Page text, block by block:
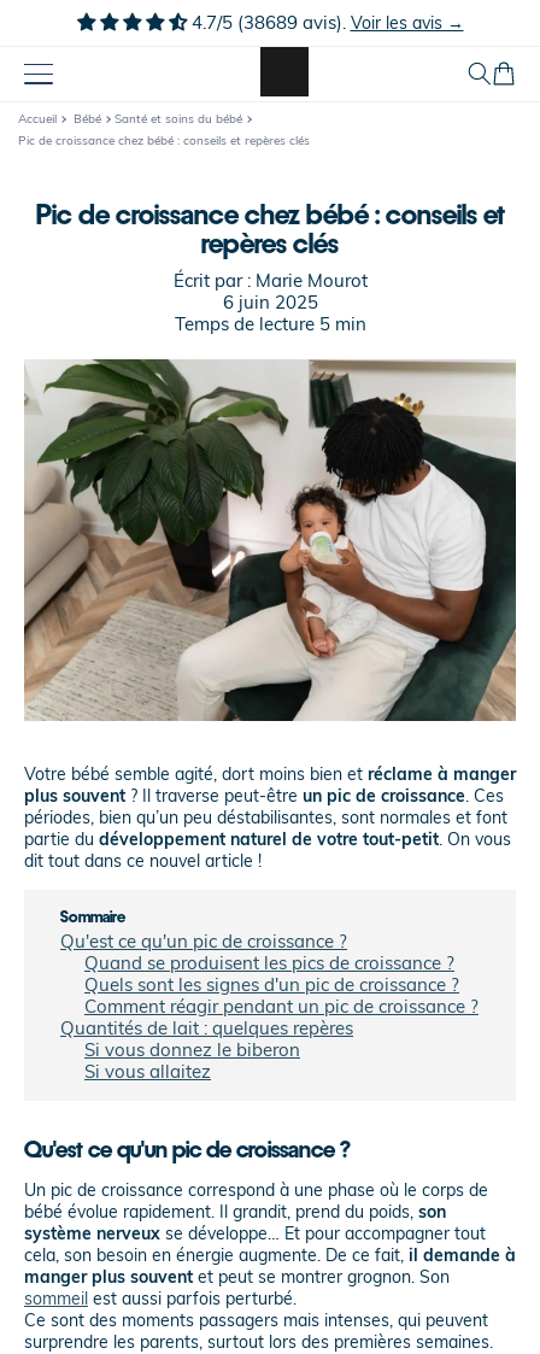
passer au
4.7/5 (38689 avis). Voir les avis →
Panier
Accueil Bébé
Santé et soins du bébé
Pic de croissance chez bébé : conseils et repères clés
Pic de croissance chez bébé : conseils et
repères clés
Écrit par : Marie Mourot
6 juin 2025
Temps de lecture 5min
Votre bébé semble agité, dort moins bien et réclame à manger
plus souvent ? Il traverse peut-être un pic de croissance. Ces
périodes, bien qu’un peu déstabilisantes, sont normales et font
partie du développement naturel de votre tout-petit. On vous
dit tout dans ce nouvel article !
Sommaire
Qu'est ce qu'un pic de croissance ?
Quand se produisent les pics de croissance ?
Quels sont les signes d'un pic de croissance ?
Comment réagir pendant un pic de croissance ?
Quantités de lait : quelques repères
Si vous donnez le biberon
Si vous allaitez
Qu'est ce qu'un pic de croissance ?
Un pic de croissance correspond à une phase où le corps de
bébé évolue rapidement. Il grandit, prend du poids, son
système nerveux se développe… Et pour accompagner tout
cela, son besoin en énergie augmente. De ce fait, il demande à
manger plus souvent et peut se montrer grognon. Son
sommeil est aussi parfois perturbé.
Ce sont des moments passagers mais intenses, qui peuvent
surprendre les parents, surtout lors des premières semaines.